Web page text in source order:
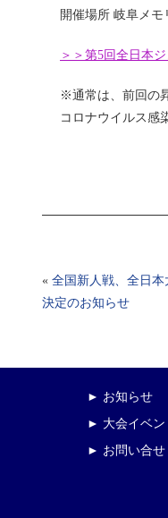
開催場所 岐阜メモ
＞＞第5回全日本
※通常は、前回の
コロナウイルス感
« 全国新人戦、全日
決定のお知らせ
► お知らせ
► 大会イベン
► お問い合せ